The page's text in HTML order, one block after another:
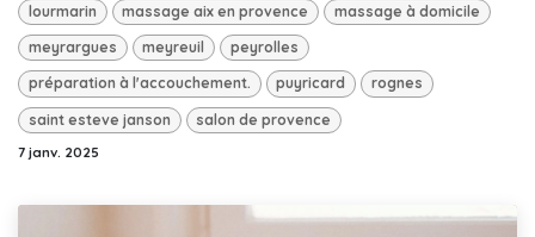
lourmarin massage aix en provence massage à domicile
meyrargues meyreuil peyrolles
préparation à l'accouchement. puyricard rognes
saint esteve janson salon de provence
7 janv. 2025